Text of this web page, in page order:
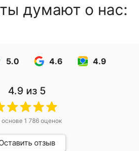
думают о нас:
5.0 4.6 4.9
4.9 из 5
основе1 786оценок
отзыв